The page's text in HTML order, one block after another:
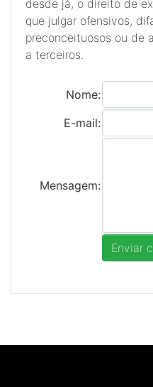
desde já, o direito de
que julgar ofensivos,
preconceituosos ou de
a terceiros.
Nome:
E-mail:
Mensagem: